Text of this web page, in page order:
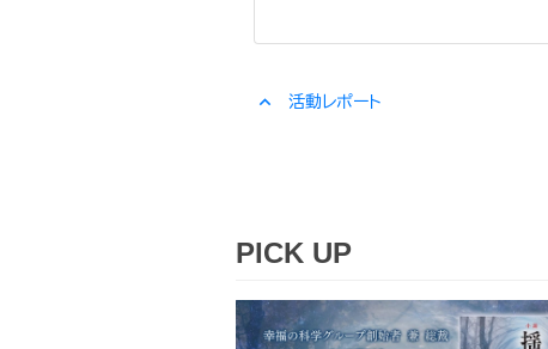
expand_less 活動レポート
PICK UP